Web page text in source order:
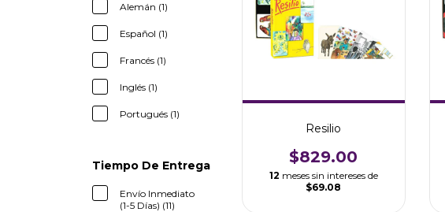
Alemán (1)
Español (1)
Francés (1)
Inglés (1)
Portugués (1)
Tiempo De Entrega
Envío Inmediato
(1-5 Días) (11)
Resilio
$829.00
12 meses sin intereses de
$69.08